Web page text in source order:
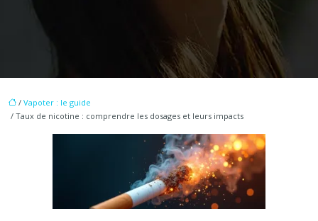
/ Vapoter : le guide
/ Taux de nicotine : comprendre les dosages et leurs impacts